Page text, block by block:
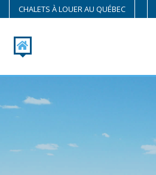
CHALETS À LOUER AU QUÉBEC